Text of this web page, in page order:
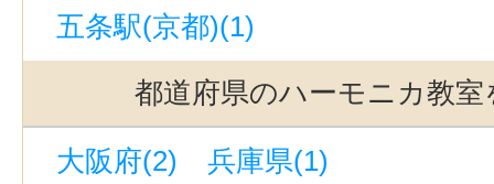
五条駅(京都)(1)
都道府県のハーモニカ教室
大阪府(2)
兵庫県(1)